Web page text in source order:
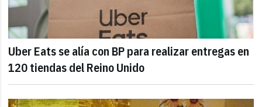
Uber Eats se alía con BP para realizar entregas en
120 tiendas del Reino Unido